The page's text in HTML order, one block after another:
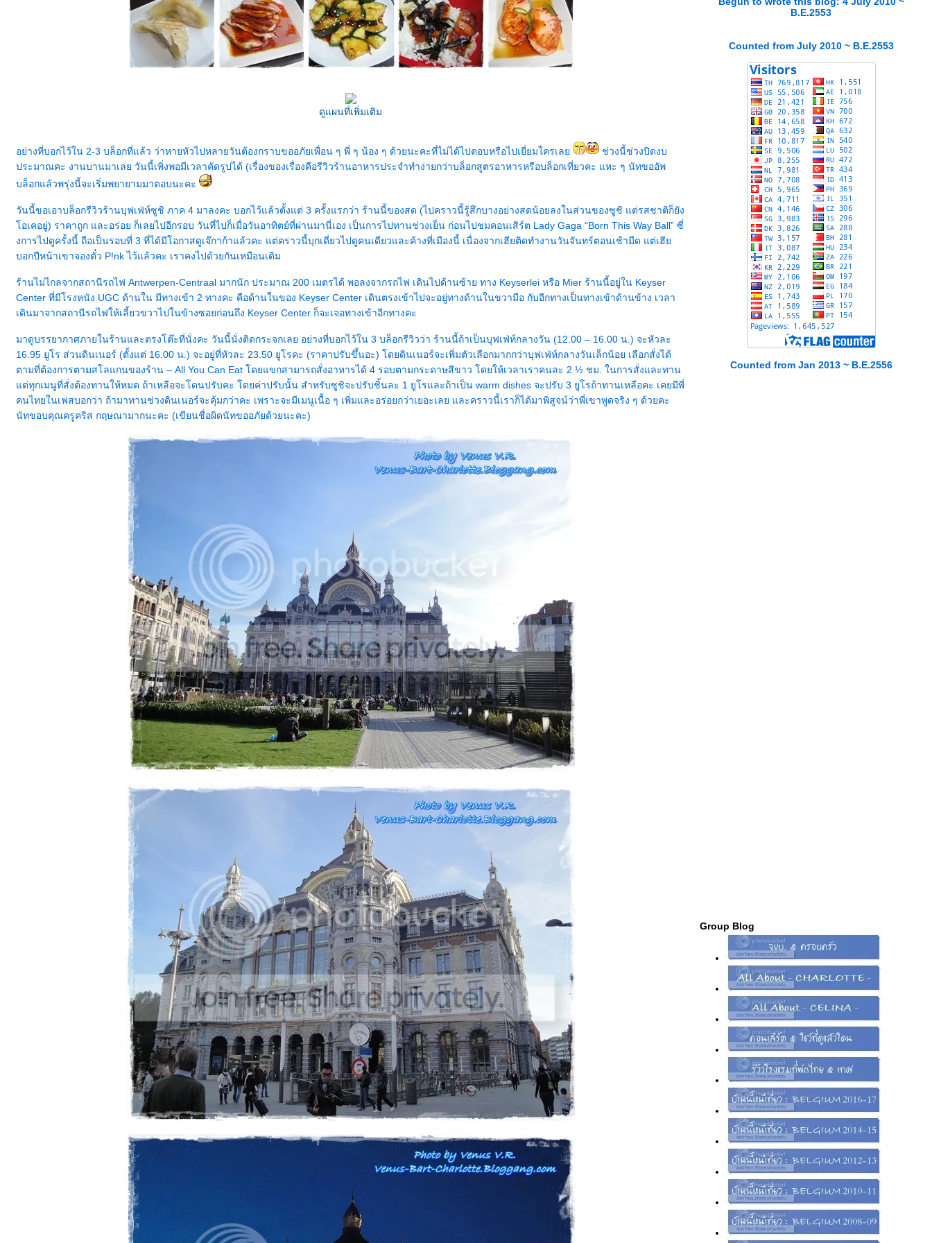
ดูแผนที่เพิ่มเติม
อย่างที่บอกไว้ใน 2-3 บล็อกที่แล้ว ว่าหายหัวไปหลายวันต้องกราบขออภัยเพื่อน ๆ พี่ ๆ น้อง ๆ ด้วยนะคะที่ไม่ได้ไปตอบหรือไปเยี่ยมใครเล
ช่วงนี้ช่วงปิดงบ
ประมาณคะ งานบานมาเลย วันนี้เพิ่งพอมีเวลาคัดรูปได้ (เรื่องของเรื่องคือรีวิวร้านอาหารประจำทำง่ายกว่าบล็อกสูตรอาหารหรือบล็อกเที่ยวคะ แหะ ๆ นัทขออัพ
บล็อกแล้วพรุ่งนี้จะเริ่มพยายามมาตอบนะคะ
วันนี้ขอเอาบล็อกรีวิวร้านบุฟเฟ่ห์ซูชิ ภาค 4 มาลงคะ บอกไว้แล้วตั้งแต่ 3 ครั้งแรกว่า ร้านนี้ของสด (ไปคราวนี้รู้สึกบางอย่างสดน้อยลงในส่วนของซูชิ แต่รสชาติก็ยัง
อเคอยู่) ราคาถูก และอร่อย ก็เลยไปอีกรอบ วันที่ไปก็เมื่อวันอาทิตย์ที่ผ่านมานี่เอง เป็นการไปทานช่วงเย็น ก่อนไปชมคอนเสิร์ต Lady Gaga “Born This Way Ball” ซี่
งการไปดูครั้งนี้ ถือเป็นรอบที่ 3 ที่ได้มีโอกาสดูเจ๊กาก้าแล้วคะ แต่คราวนี้บุกเดี่ยวไปดูคนเดียวและค้างที่เมืองนี้ เนื่องจากเฮียติดทำงานวันจันทร์ตอนเช้ามืด แต่เฮี
บอกปีหน้าเขาจองตั๋ว P!nk ไว้แล้วคะ เราคงไปด้วยกันเหมือนเดิม
ร้านไม่ไกลจากสถานีรถไฟ Antwerpen-Centraal มากนัก ประมาณ 200 เมตรได้ พอลงจากรถไฟ เดินไปด้านซ้าย ทาง Keyserlei หรือ Mier ร้านนี้อยู่ใน Keyser
Center ที่มีโรงหนัง UGC ด้านใน มีทางเข้า 2 ทางคะ คือด้านในของ Keyser Center เดินตรงเข้าไปจะอยู่ทางด้านในขวามือ กับอีกทางเป็นทางเข้าด้านข้าง เวลา
เดินมาจากสถานีรถไฟให้เลี้ยวขวาไปในข้างซอยก่อนถึง Keyser Center ก็จะเจอทางเข้าอีกทางคะ
มาดูบรรยากาศภายในร้านและตรงโต๊ะที่นั่งคะ วันนี้นั่งติดกระจกเลย อย่างที่บอกไว้ใน 3 บล็อกรีวิวว่า ร้านนี้ถ้าเป็นบุฟเฟ่ท์กลางวัน (12.00 – 16.00 น.) จะหัวละ
16.95 ยูโร ส่วนดินเนอร์ (ตั้งแต่ 16.00 น.) จะอยู่ที่หัวละ 23.50 ยูโรคะ (ราคาปรับขึ้นอะ) โดยดินเนอร์จะเพิ่มตัวเลือกมากกว่าบุฟเฟ่ห์กลางวันเล็กน้อย เลือกสั่งได้
ตามที่ต้องการตามสโลแกนของร้าน – All You Can Eat โดยแขกสามารถสั่งอาหารได้ 4 รอบตามกระดาษสีขาว โดยให้เวลาเราคนละ 2 ½ ชม. ในการสั่งและทาน
ต่ทุกเมนูที่สั่งต้องทานให้หมด ถ้าเหลือจะโดนปรับคะ โดยค่าปรับนั้น สำหรับซูชิจะปรับชิ้นละ 1 ยูโรและถ้าเป็น warm dishes จะปรับ 3 ยูโรถ้าทานเหลือคะ เคยมีพี่
คนไทยในเฟสบอกว่า ถ้ามาทานช่วงดินเนอร์จะคุ้มกว่าคะ เพราะจะมีเมนูเนื้อ ๆ เพิ่มและอร่อยกว่าเยอะเลย และคราวนี้เราก็ได้มาพิสูจน์ว่าพี่เขาพูดจริง ๆ ด้วยคะ
นัทขอบคุณครูคริส กฤษณามากนะคะ (เขียนชื่อผิดนัทขออภัยด้วยนะคะ)
B.E.2553
Counted from July 2010 ~ B.E.2553
Counted from Jan 2013 ~ B.E.2556
Group Blog